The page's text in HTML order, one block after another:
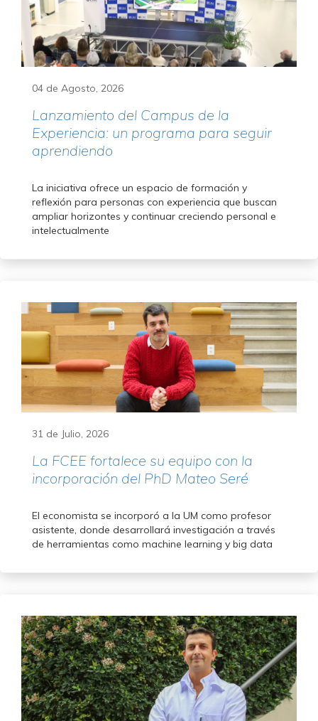
04 de Agosto, 2026
Lanzamiento del Campus de la
Experiencia: un programa para seguir
aprendiendo
La iniciativa ofrece un espacio de formación y
reflexión para personas con experiencia que buscan
ampliar horizontes y continuar creciendo personal e
intelectualmente
31 de Julio, 2026
La FCEE fortalece su equipo con la
incorporación del PhD Mateo Seré
El economista se incorporó a la UM como profesor
asistente, donde desarrollará investigación a través
de herramientas como machine learning y big data